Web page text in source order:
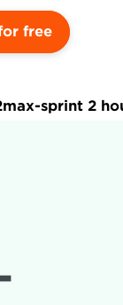
free
sprint 2